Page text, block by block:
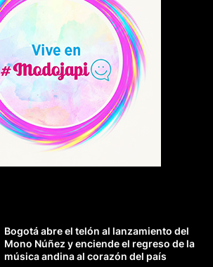
Bogotá abre el telón al lanzamiento del
Mono Núñez y enciende el regreso de la
música andina al corazón del país